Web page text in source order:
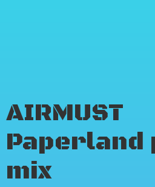
AIRMUST
Paperland
mix